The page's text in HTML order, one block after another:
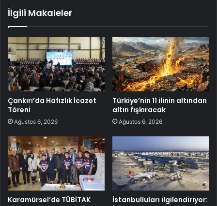
İlgili Makaleler
Çankırı’da Hafızlık İcazet
Töreni
Ağustos 6, 2026
Türkiye’nin 11 ilinin altından
altın fışkıracak
Ağustos 6, 2026
Karamürsel’de TÜBİTAK
İstanbulluları ilgilendiriyor: